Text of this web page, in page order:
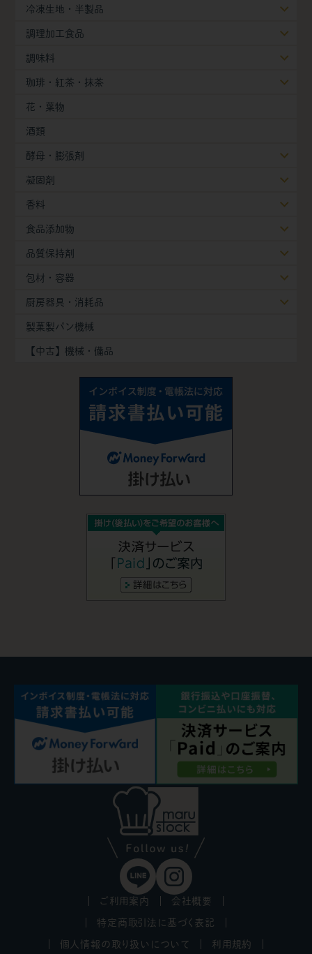
冷凍生地・半製品
調理加工食品
調味料
珈琲・紅茶・抹茶
花・葉物
酒類
酵母・膨張剤
凝固剤
香料
食品添加物
品質保持剤
包材・容器
厨房器具・消耗品
製菓製パン機械
【中古】機械・備品
ご利用案内 会社概要
特定商取引法に基づく表記
個人情報の取り扱いについて 利用規約